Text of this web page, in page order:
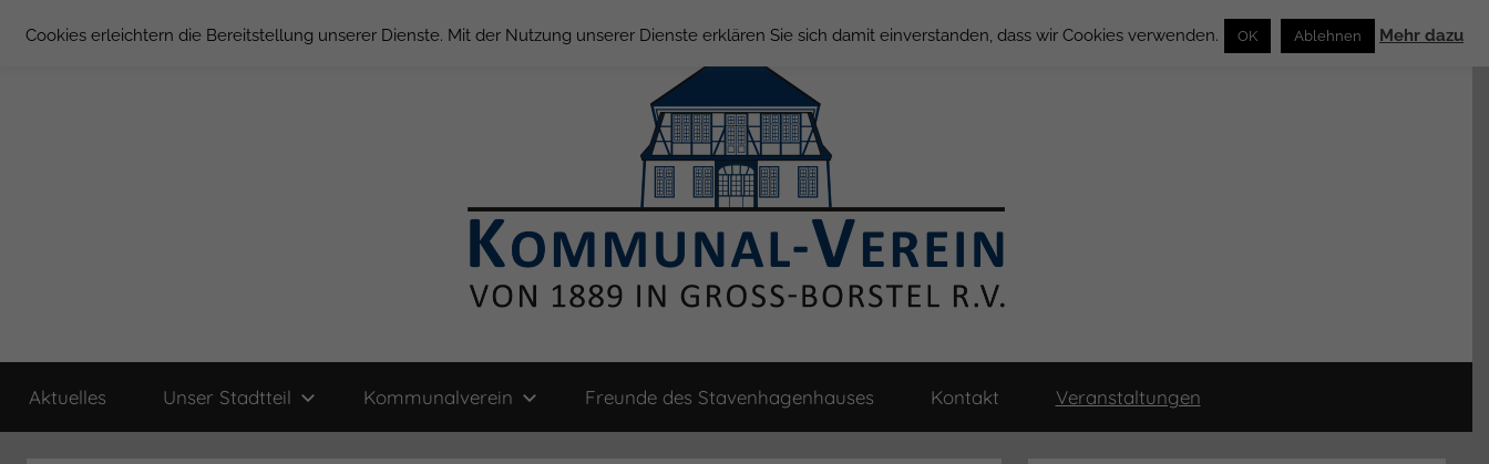
Inhalt
Groß
Borstel
Verein
von
Aktuelles Unser Stadtteil Kommunalverein Freunde des Stavenhagenhauses Kontakt Veranstaltungen
Cookies erleichtern die Bereitstellung unserer Dienste. Mit der Nutzung unserer Dienste erklären Sie sich damit einverstanden, dass wir Cookies verwenden. OK Ablehnen Mehr dazu